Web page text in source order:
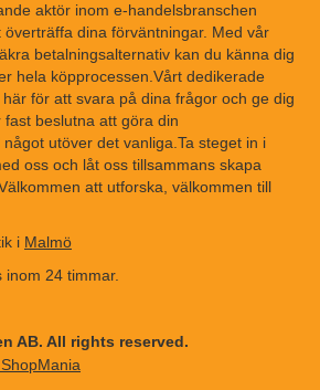
aktör inom e-handelsbranschen
dina förväntningar. Med vår
betalningsalternativ kan du känna dig
hela köpprocessen.Vårt dedikerade
för att svara på dina frågor och ge dig
beslutna att göra din
utöver det vanliga.Ta steget in i
oss och låt oss tillsammans skapa
att utforska, välkommen till
i Malmö
inom 24 timmar.
AB. All rights reserved.